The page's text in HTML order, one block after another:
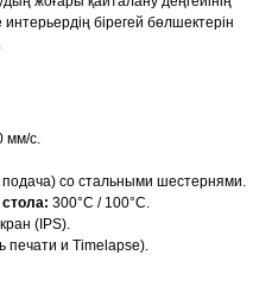
бірегей бөлшектерін
мм/с.
со стальными шестернями.
300°C / 100°C.
(IPS).
печати и Timelapse).